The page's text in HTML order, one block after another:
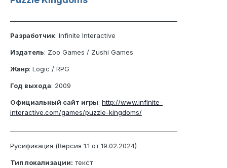
Разработчик: Infinite Interactive
Издатель: Zoo Games / Zushi Games
Жанр: Logic / RPG
Год выхода: 2009
Официальный сайт игры: http://www.infinite-
interactive.com/games/puzzle-kingdoms/
Русификация (Версия 1.1 от 19.02.2024)
Тип локализации: текст